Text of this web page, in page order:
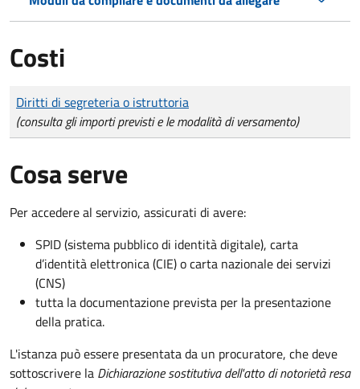
Costi
Tipo di pagamento
Importo
Diritti di segreteria o istruttoria
(consulta gli importi previsti e le modalità di versamento)
Cosa serve
Per accedere al servizio, assicurati di avere:
SPID (sistema pubblico di identità digitale), carta
d’identità elettronica (CIE) o carta nazionale dei servizi
(CNS)
tutta la documentazione prevista per la presentazione
della pratica.
L'istanza può essere presentata da un procuratore, che deve
sottoscrivere la Dichiarazione sostitutiva dell'atto di notorietà resa